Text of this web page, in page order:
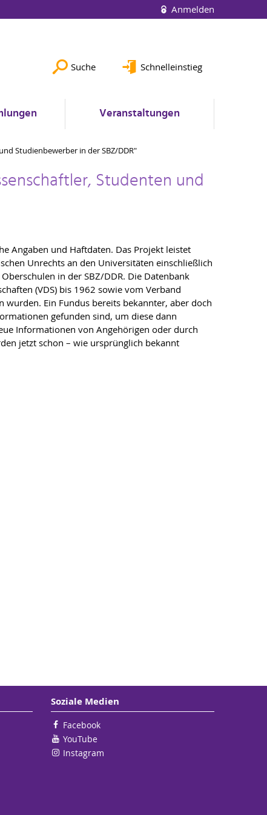
Anmelden
Suche Schnelleinstieg
Veranstaltungen
Studienbewerber in der SBZ/DDR"
Studenten und
Angaben und Haftdaten. Das Projekt leistet
Unrechts an den Universitäten einschließlich
in der SBZ/DDR. Die Datenbank
(VDS) bis 1962 sowie vom Verband
Ein Fundus bereits bekannter, aber doch
gefunden sind, um diese dann
Informationen von Angehörigen oder durch
jetzt schon – wie ursprünglich bekannt
Soziale Medien
Facebook
YouTube
Instagram